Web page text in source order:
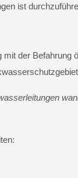
ist
der Befahrung